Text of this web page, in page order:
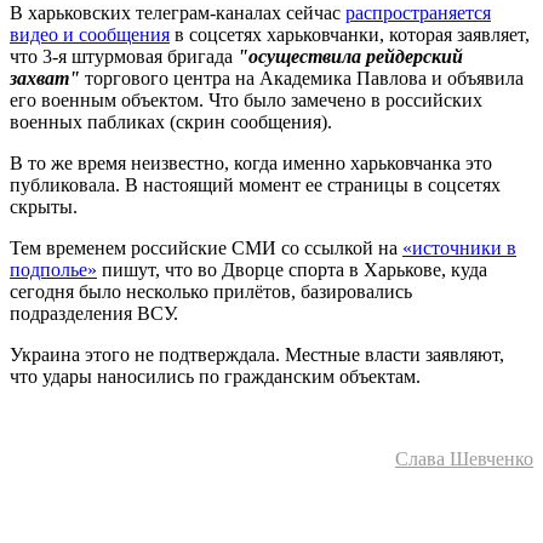
В харьковских телеграм-каналах сейчас распространяется
видео и сообщения в соцсетях харьковчанки, которая заявляет,
что 3-я штурмовая бригада "осуществила рейдерский
захват" торгового центра на Академика Павлова и объявила
его военным объектом. Что было замечено в российских
военных пабликах (скрин сообщения).
В то же время неизвестно, когда именно харьковчанка это
публиковала. В настоящий момент ее страницы в соцсетях
скрыты.
Тем временем российские СМИ со ссылкой на «источники в
подполье» пишут, что во Дворце спорта в Харькове, куда
сегодня было несколько прилётов, базировались
подразделения ВСУ.
Украина этого не подтверждала. Местные власти заявляют,
что удары наносились по гражданским объектам.
Слава Шевченко